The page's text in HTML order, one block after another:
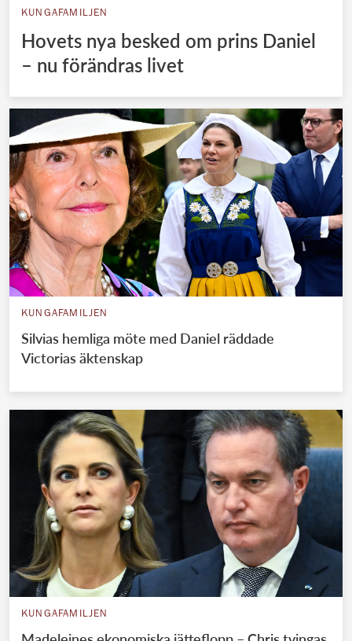
KUNGAFAMILJEN
Hovets nya besked om prins Daniel
– nu förändras livet
KUNGAFAMILJEN
Silvias hemliga möte med Daniel räddade
Victorias äktenskap
KUNGAFAMILJEN